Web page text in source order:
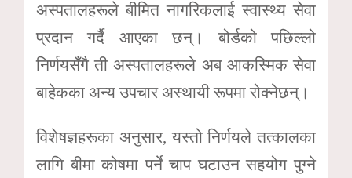
अस्पतालहरूले बीमित नागरिकलाई स्वास्थ्य सेवा
प्रदान गर्दै आएका छन्। बोर्डको पछिल्लो
निर्णयसँगै ती अस्पतालहरूले अब आकस्मिक सेवा
बाहेकका अन्य उपचार अस्थायी रूपमा रोक्नेछन्।
विशेषज्ञहरूका अनुसार, यस्तो निर्णयले तत्कालका
लागि बीमा कोषमा पर्ने चाप घटाउन सहयोग पुग्ने